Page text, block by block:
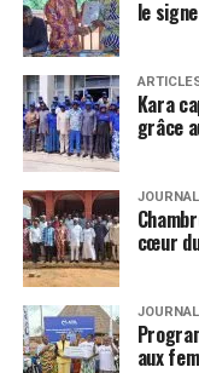
le
Kara
grâce
cœur
aux